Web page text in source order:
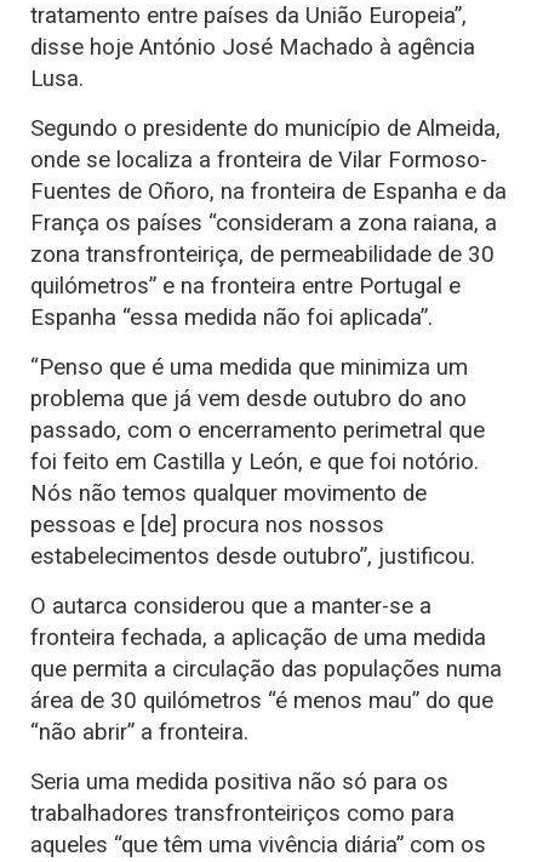
tratamento entre países da União Europeia”,
disse hoje António José Machado à agência
Lusa.
Segundo o presidente do município de Almeida,
onde se localiza a fronteira de Vilar Formoso-
Fuentes de Oñoro, na fronteira de Espanha e da
França os países “consideram a zona raiana, a
zona transfronteiriça, de permeabilidade de 30
quilómetros” e na fronteira entre Portugal e
Espanha “essa medida não foi aplicada”.
“Penso que é uma medida que minimiza um
problema que já vem desde outubro do ano
passado, com o encerramento perimetral que
foi feito em Castilla y León, e que foi notório.
Nós não temos qualquer movimento de
pessoas e [de] procura nos nossos
estabelecimentos desde outubro”, justificou.
O autarca considerou que a manter-se a
fronteira fechada, a aplicação de uma medida
que permita a circulação das populações numa
área de 30 quilómetros “é menos mau” do que
“não abrir” a fronteira.
Seria uma medida positiva não só para os
trabalhadores transfronteiriços como para
aqueles “que têm uma vivência diária” com os